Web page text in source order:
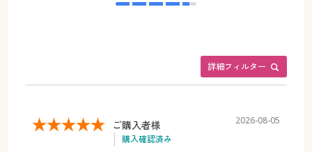
詳細フィルター
ご購入者様
購入確認済み
2026-08-05